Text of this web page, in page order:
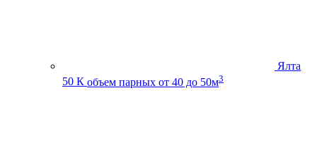
Ялта
50 К объем парных от 40 до 50м3